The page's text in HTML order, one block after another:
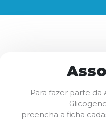
Para fazer parte da
preencha a ficha